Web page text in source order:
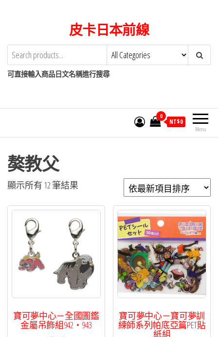
content
皮卡日本前線
可直接輸入商品日文名稱進行搜尋
Menu
0
NT$0
獒教父
顯示所有 12 筆結果
新
項
目
排
序
寶可夢中心－全國圖鑑
金屬吊飾組942・943
寶可夢中心－寶可夢訓
練師系列帕底亞篇PET貼
紙組